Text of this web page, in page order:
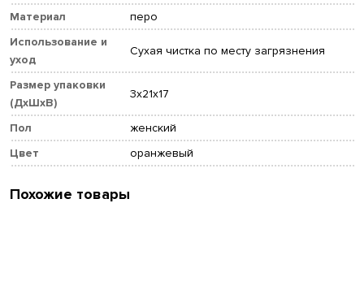
Материал
перо
Использование и
уход
Сухая чистка по месту загрязнения
Размер упаковки
(ДхШхВ)
3x21x17
Пол
женский
Цвет
оранжевый
Похожие товары